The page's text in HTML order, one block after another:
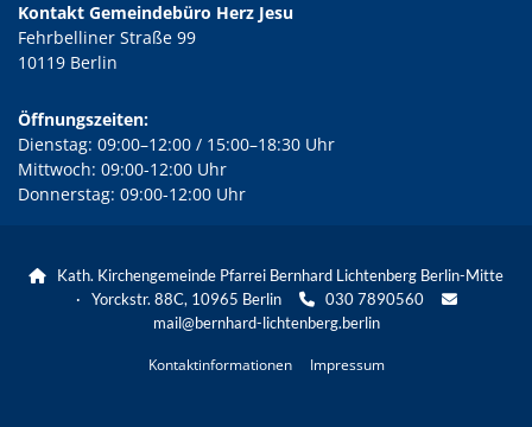
Kontakt Gemeindebüro Herz Jesu
Fehrbelliner Straße 99
10119 Berlin
Öffnungszeiten:
Dienstag: 09:00–12:00 / 15:00–18:30 Uhr
Mittwoch: 09:00-12:00 Uhr
Donnerstag: 09:00-12:00 Uhr

Kath. Kirchengemeinde Pfarrei Bernhard Lichtenberg Berlin-Mitte
· Yorckstr. 88C, 10965 Berlin
030 7890560 
mail@bernhard-lichtenberg.berlin
Kontaktinformationen Impressum